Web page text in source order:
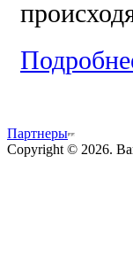
Партнеры
Copyright © 2026.